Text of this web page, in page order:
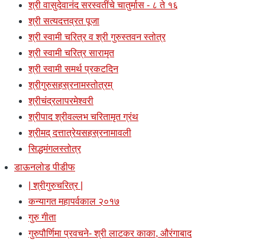
श्री वासुदेवानंद सरस्वतींचे चातुर्मास - ८ ते १६
श्री सत्यदत्तव्रत पूजा
श्री स्वामी चरित्र व श्री गुरुस्तवन स्तोत्र
श्री स्वामी चरित्र सारामृत
श्री स्वामी समर्थ प्रकटदिन
श्रीगुरुसहस्रनामस्तोत्रम्
श्रीचंद्रलापरमेश्वरी
श्रीपाद श्रीवल्लभ चरितामृत ग्रंथ
श्रीमद् दत्तात्रेयसहस्रनामावली
सिद्धमंगलस्तोत्र
डाऊनलोड पीडीफ
| श्रीगुरुचरित्र |
कन्यागत महापर्वकाल २०१७
गुरु गीता
गुरुपौर्णिमा प्रवचने- श्री लाटकर काका, औरंगाबाद